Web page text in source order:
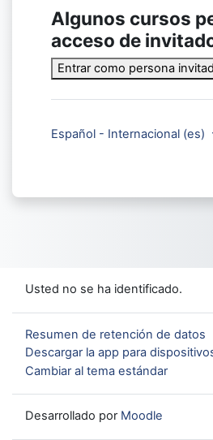
Algunos cursos
acceso de
Entrar como persona
Español - Internacional ‎(es)‎
Usted no se ha identificado.
Resumen de retención de datos
Descargar la app para
Cambiar al tema estándar
Desarrollado por Moodle